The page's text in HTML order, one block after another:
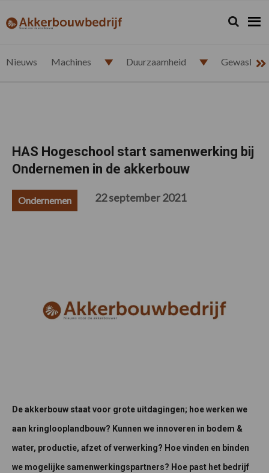
de
de
de
de
akkerbouwbedrijf.nl Zoeken...
Zoek
Nieuws Machines Duurzaamheid
HAS Hogeschool start samenwerking bij
Ondernemen in de akkerbouw
Ondernemen 22 september 2021
De akkerbouw staat voor grote uitdagingen; hoe werken we
aan kringlooplandbouw? Kunnen we innoveren in bodem &
water, productie, afzet of verwerking? Hoe vinden en binden
we mogelijke samenwerkingspartners? Hoe past het bedrijf